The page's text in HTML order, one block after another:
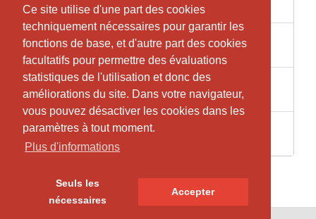
Ce site utilise d'une part des cookies
techniquement nécessaires pour garantir les
fonctions de base, et d'autre part des cookies
facultatifs pour permettre des évaluations
statistiques de l'utilisation et donc des
améliorations du site. Dans votre navigateur,
vous pouvez désactiver les cookies dans les
paramètres à tout moment.
Plus d'informations
Seuls les
nécessaires
Accepter
Ce site utilise d'une part des cookies
techniquement nécessaires pour garantir les
fonctions de base, et d'autre part des cookies
facultatifs pour permettre des évaluations
statistiques de l'utilisation et donc des
améliorations du site. Dans votre navigateur,
vous pouvez désactiver les cookies dans les
paramètres à tout moment.
Plus d'informations
Seuls les
nécessaires
Accepter
Semaines
30er Abo
Einzeleintritt
1
Semaines
Probelektion